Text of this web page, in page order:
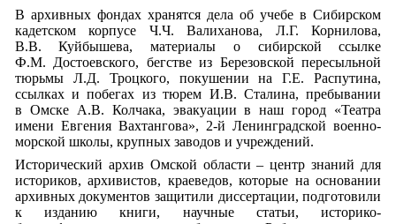
В архивных фондах хранятся дела об учебе в Сибирском
кадетском корпусе Ч.Ч. Валиханова, Л.Г. Корнилова,
В.В. Куйбышева, материалы о сибирской ссылке
Ф.М. Достоевского, бегстве из Березовской пересыльной
тюрьмы Л.Д. Троцкого, покушении на Г.Е. Распутина,
ссылках и побегах из тюрем И.В. Сталина, пребывании
в Омске А.В. Колчака, эвакуации в наш город «Театра
имени Евгения Вахтангова», 2-й Ленинградской военно-
морской школы, крупных заводов и учреждений.
Исторический архив Омской области – центр знаний для
историков, архивистов, краеведов, которые на основании
архивных документов защитили диссертации, подготовили
к изданию книги, научные статьи, историко-